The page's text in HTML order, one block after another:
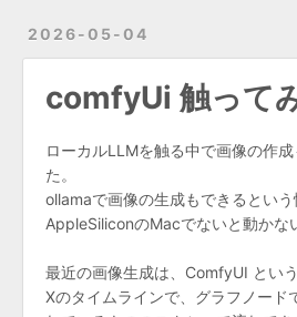
2026-05-04
comfyUi 触って
ローカルLLMを触る中で画像の作
た。
ollamaで画像の生成もできるという
AppleSiliconのMacでないと動かな
最近の画像生成は、ComfyUI とい
Xのタイムラインで、グラフノード